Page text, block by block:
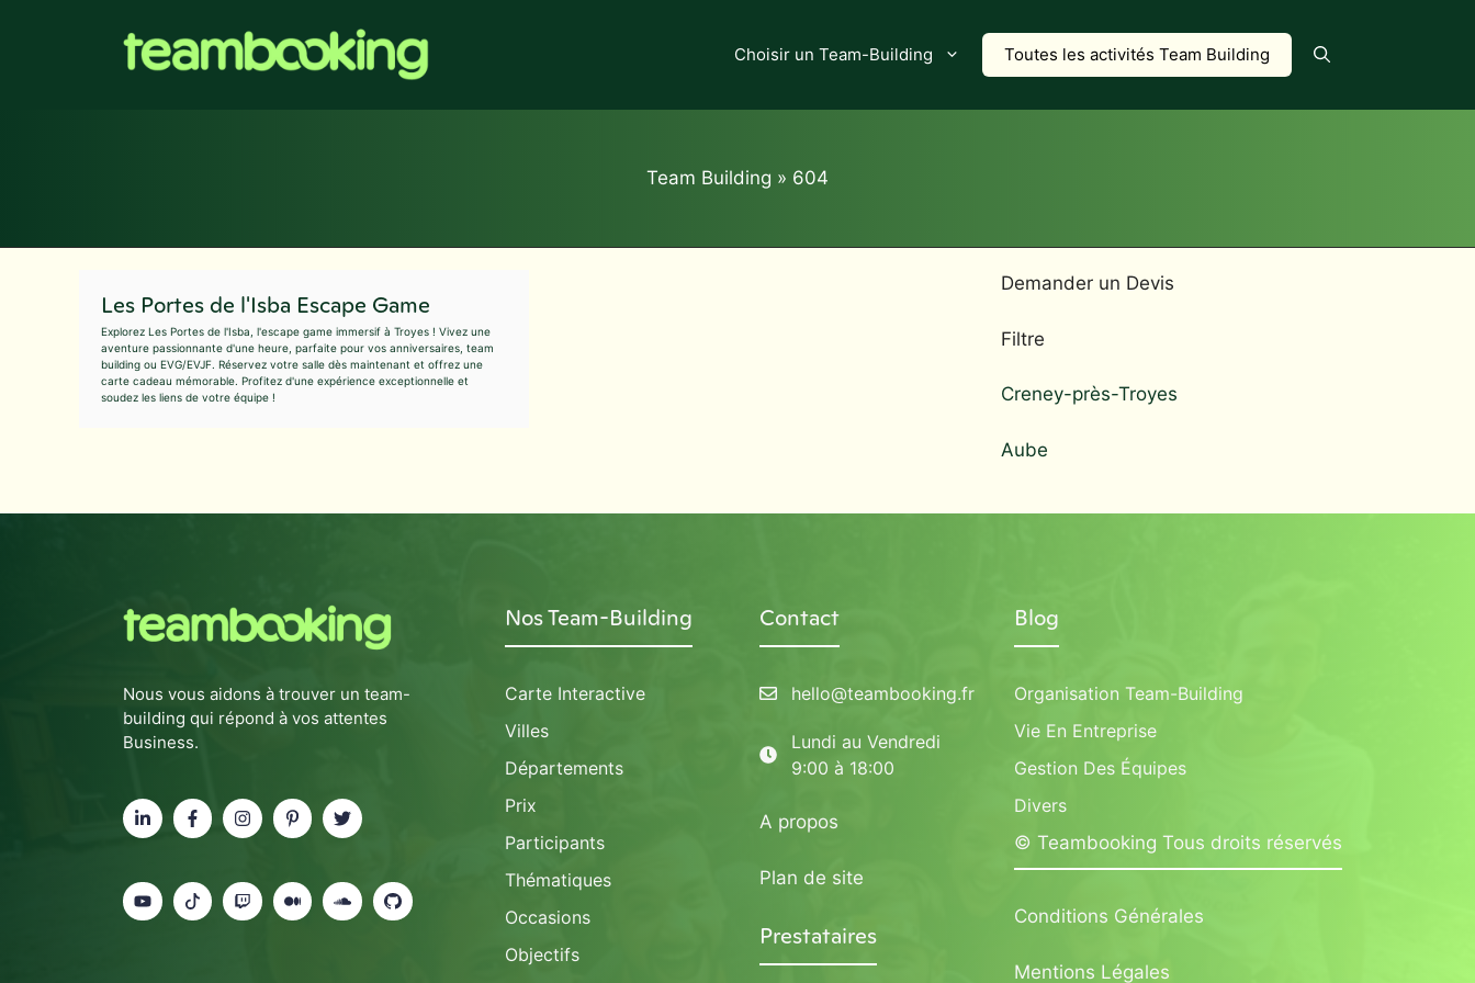
Choisir un Team-Building Toutes les activités Team Building
Team Building » 604
Les Portes de l'Isba Escape Game
Explorez Les Portes de l'Isba, l'escape game immersif à Troyes ! Vivez une
aventure passionnante d'une heure, parfaite pour vos anniversaires, team
building ou EVG/EVJF. Réservez votre salle dès maintenant et offrez une
carte cadeau mémorable. Profitez d'une expérience exceptionnelle et
soudez les liens de votre équipe !
Demander un Devis
Filtre
Creney-près-Troyes
Aube
Nous vous aidons à trouver un team-
building qui répond à vos attentes
Business.
Nos Team-Building
Carte Interactive
Villes
Départements
Prix
Participants
Thématiques
Occasions
Objectifs
Contact
hello@teambooking.fr
Lundi au Vendredi
9:00 à 18:00
A propos
Plan de site
Prestataires
Blog
Organisation Team-Building
Vie En Entreprise
Gestion Des Équipes
Divers
© Teambooking Tous droits réservés
Conditions Générales
Mentions Légales